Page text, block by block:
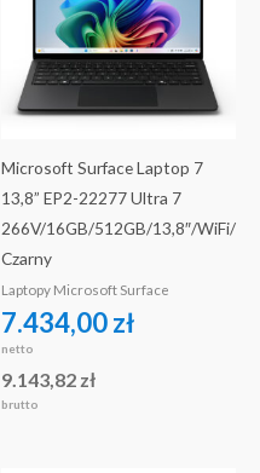
Microsoft Surface Laptop 7
13,8” EP2-22277 Ultra 7
266V/16GB/512GB/13,8″/WiFi/
Czarny
Laptopy Microsoft Surface
7.434,00zł
netto
9.143,82 zł
brutto